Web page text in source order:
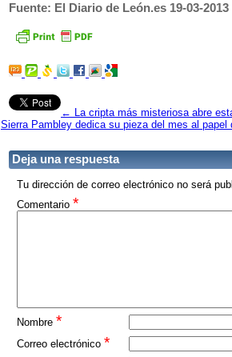
Fuente: El Diario de León.es 19-03-2013
← La cripta más misteriosa abre
Sierra Pambley dedica su pieza del mes al papel
Deja una respuesta
Tu dirección de correo electrónico no será
Comentario *
Nombre *
Correo electrónico *